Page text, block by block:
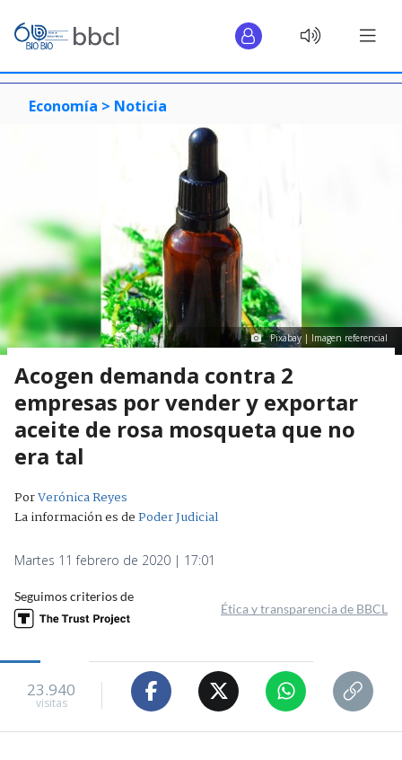
Economía > Noticia
Pixabay | Imagen referencial
Acogen demanda contra 2
empresas por vender y exportar
aceite de rosa mosqueta que no
era tal
PorVerónica Reyes
La información es dePoder Judicial
Martes 11 febrero de 2020 | 17:01
Seguimos criterios de
Ética y transparencia de BBCL
23.940
visitas